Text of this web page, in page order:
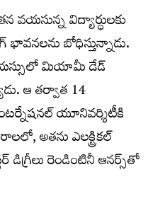
విద్యార్ధులకు
భావనలను బోధిస్తున్నాడు.
మియామీ డేడ్
ఆ తర్వాత 14
యూనివర్శిటీకి
అతను ఎలక్ట్రికల్
రెండింటినీ ఆనర్స్‌తో